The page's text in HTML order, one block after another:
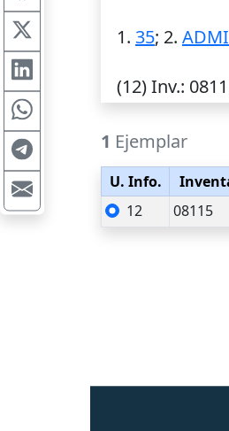
1. 35; 2.
(12)Inv.:
1 Ejemplar
U. Info.
12
08115